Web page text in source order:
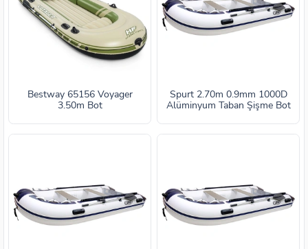
Bestway 65156 Voyager
3.50m Bot
Spurt 2.70m 0.9mm 1000D
Alüminyum Taban Şişme Bot